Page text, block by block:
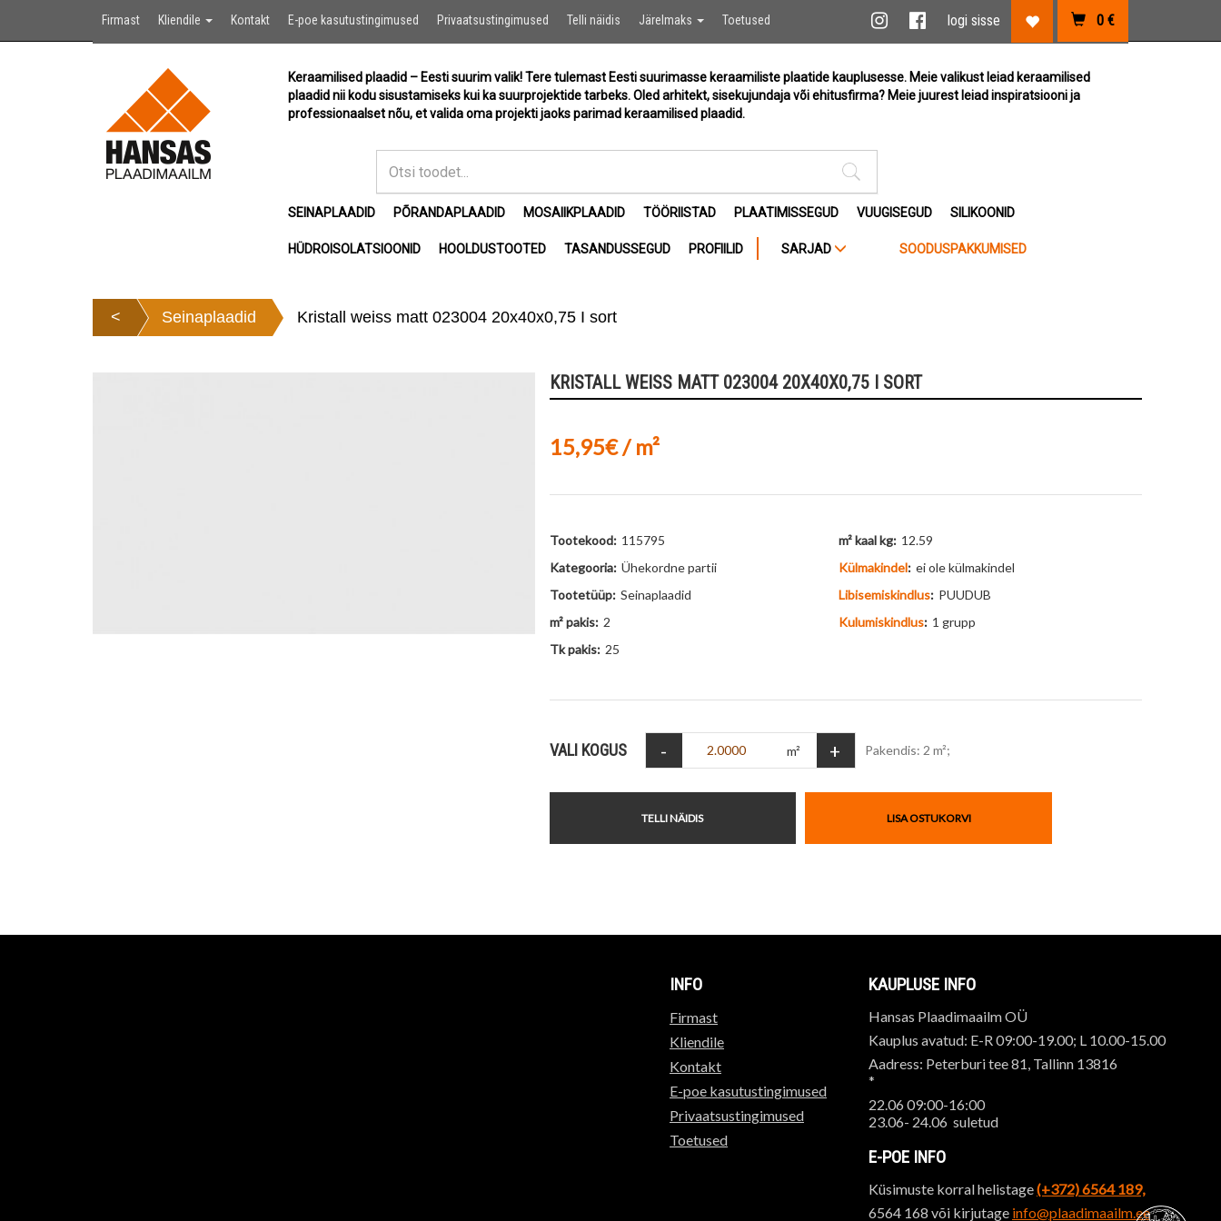
Firmast Kliendile Kontakt E-poe kasutustingimused Privaatsustingimused Telli näidis Järelmaks Toetused 0 €
Lemmikute link
logi sisse
Facebook link
Instagram link
Keraamilised plaadid – Eesti suurim valik! Tere tulemast Eesti suurimasse keraamiliste plaatide kauplusesse. Meie valikust leiad keraamilised
plaadid nii kodu sisustamiseks kui ka suurprojektide tarbeks. Oled arhitekt, sisekujundaja või ehitusfirma? Meie juurest leiad inspiratsiooni ja
professionaalset nõu, et valida oma projekti jaoks parimad keraamilised plaadid.
SEINAPLAADID PÕRANDAPLAADID MOSAIIKPLAADID TÖÖRIISTAD PLAATIMISSEGUD VUUGISEGUD SILIKOONID
HÜDROISOLATSIOONID HOOLDUSTOOTED TASANDUSSEGUD PROFIILID SOODUSPAKKUMISED
SARJAD
< Seinaplaadid Kristall weiss matt 023004 20x40x0,75 I sort
KRISTALL WEISS MATT 023004 20X40X0,75 I SORT
15,95€ / m²
Tootekood: 115795
Kategooria: Ühekordne partii
Tootetüüp: Seinaplaadid
m² pakis: 2
Tk pakis: 25
m² kaal kg: 12.59
Külmakindel: ei ole külmakindel
Libisemiskindlus: PUUDUB
Kulumiskindlus: 1 grupp
VALI KOGUS - m² + Pakendis: 2 m²;
TELLI NÄIDIS LISA OSTUKORVI
INFO
Firmast
Kliendile
Kontakt
E-poe kasutustingimused
Privaatsustingimused
Toetused
KAUPLUSE INFO
Hansas Plaadimaailm OÜ
Kauplus avatud: E-R 09:00-19.00; L 10.00-15.00
Aadress: Peterburi tee 81, Tallinn 13816
*
22.06 09:00-16:00
23.06- 24.06 suletud
E-POE INFO
Küsimuste korral helistage(+372) 6564 189,
6564 168 või kirjutage info@plaadimaailm.ee